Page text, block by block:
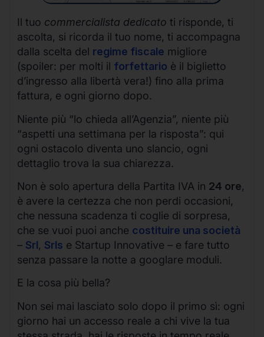
Il tuo commercialista dedicato ti risponde, ti
ascolta, si ricorda il tuo nome, ti accompagna
dalla scelta del regime fiscale migliore
(spoiler: per molti il forfettario è il biglietto
d’ingresso alla libertà vera!) fino alla prima
fattura, e ogni giorno dopo.
Niente più “lo chieda all’Agenzia”, niente più
“aspetti una settimana per la risposta”: qui
ogni ostacolo diventa uno slancio, ogni
dettaglio trova la sua chiarezza.
Non è solo apertura della Partita IVA in 24 ore,
è avere la certezza che non perdi occasioni,
che nessuna scadenza ti coglie di sorpresa,
che se vuoi puoi anche costituire una società
– Srl, Srls e Startup Innovative – e fare tutto
senza passare la notte a googlare moduli.
E la cosa più bella?
Non sei mai lasciato solo dopo il primo sì: ogni
giorno hai un accesso reale a chi vive la tua